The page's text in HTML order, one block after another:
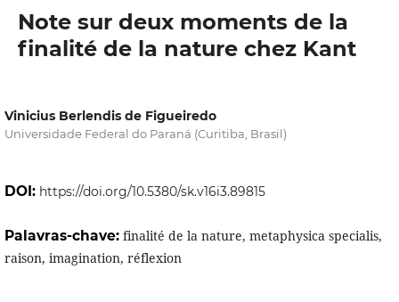
Note sur deux moments de la
finalité de la nature chez Kant
Vinicius Berlendis de Figueiredo
Universidade Federal do Paraná (Curitiba, Brasil)
DOI: https://doi.org/10.5380/sk.v16i3.89815
Palavras-chave: finalité de la nature, metaphysica specialis,
raison, imagination, réflexion